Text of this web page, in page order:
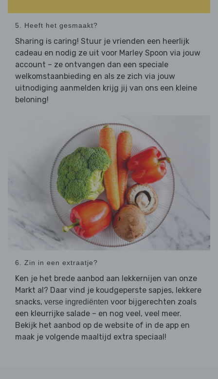
5. Heeft het gesmaakt?
Sharing is caring! Stuur je vrienden een heerlijk
cadeau en nodig ze uit voor Marley Spoon via jouw
account – ze ontvangen dan een speciale
welkomstaanbieding en als ze zich via jouw
uitnodiging aanmelden krijg jij van ons een kleine
beloning!
6. Zin in een extraatje?
Ken je het brede aanbod aan lekkernijen van onze
Markt al? Daar vind je koudgeperste sapjes, lekkere
snacks, verse ingrediënten voor bijgerechten zoals
een kleurrijke salade – en nog veel, veel meer.
Bekijk het aanbod op de website of in de app en
maak je volgende maaltijd extra speciaal!